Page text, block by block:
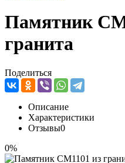
Памятник
гранита
Поделиться
Описание
Характеристики
Отзывы0
0%